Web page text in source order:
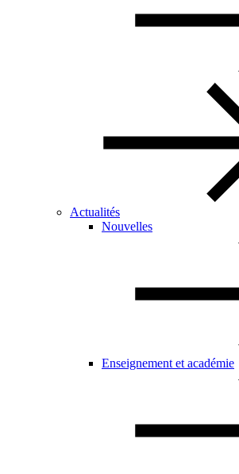
Actualités
Nouvelles
Enseignement et académie